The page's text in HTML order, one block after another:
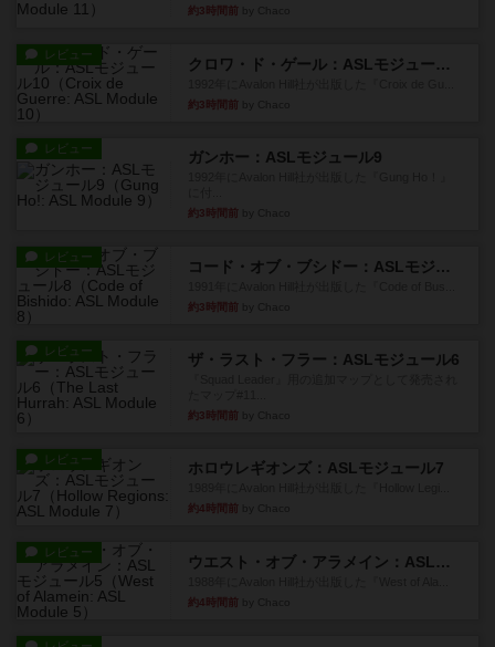
約3時間前
レビュー
クロワ・ド・ゲール：ASLモジュール10
約3時間前
レビュー ガンホー：ASLモジュール9
約3時間前
レビュー
コード・オブ・ブシドー：ASLモジュール8
約3時間前
レビュー ザ・ラスト・フラー：ASLモジュール6
約3時間前
レビュー ホロウレギオンズ：ASLモジュール7
約4時間前
レビュー
ウエスト・オブ・アラメイン：ASLモジュール5
約4時間前